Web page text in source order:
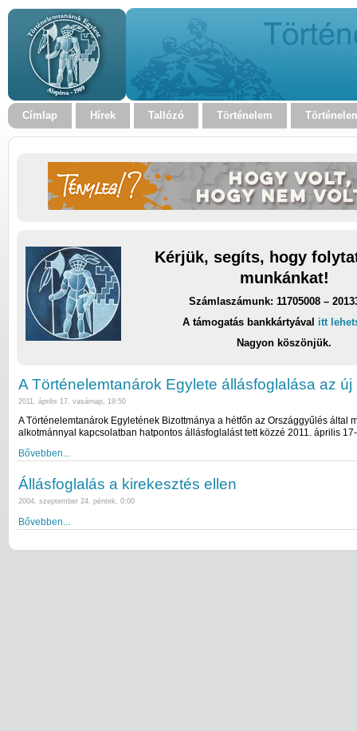
Címlap Hírek Tallózó Történelem
Kérjük, segíts, hogy
munkánkat!
Számlaszámunk: 11705008 –
A támogatás bankkártyával itt
Nagyon köszönjük.
A Történelemtanárok Egylete állásfoglalása az
2011. április 17. vasárnap, 19:50
A Történelemtanárok Egyletének Bizottmánya a hétfőn az Országgyűlés által
alkotmánnyal kapcsolatban hatpontos állásfoglalást tett közzé 2011. április
Bővebben...
Állásfoglalás a kirekesztés ellen
2004. szeptember 24. péntek, 0:00
Bővebben...